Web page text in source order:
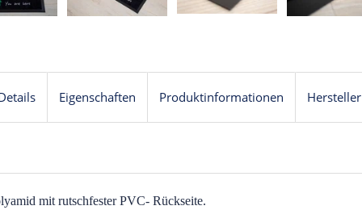
Eigenschaften Produktinformationen Hersteller
mit rutschfester PVC- Rückseite.